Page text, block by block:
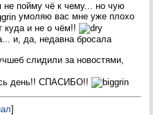
не пойму чё к чему... но чую
умоляю вас мне уже плохо
куда и не о чём!!
и, да, недавна бросала
слидили за новостями,
день!! СПАСИБО!!
]